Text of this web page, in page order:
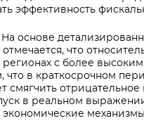
эффективность
основе
что
с более
что в краткосрочном
в реальном